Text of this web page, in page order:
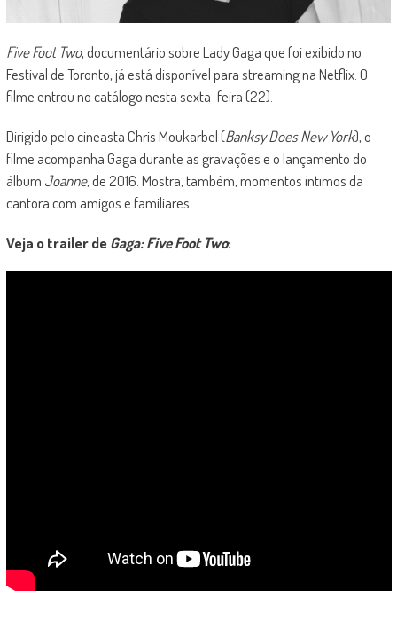
Five Foot Two, documentário sobre Lady Gaga que foi exibido no
Festival de Toronto, já está disponível para streaming na Netflix. O
filme entrou no catálogo nesta sexta-feira (22).
Dirigido pelo cineasta Chris Moukarbel (Banksy Does New York), o
filme acompanha Gaga durante as gravações e o lançamento do
álbum Joanne, de 2016. Mostra, também, momentos íntimos da
cantora com amigos e familiares.
Veja o trailer deGaga: Five Foot Two: